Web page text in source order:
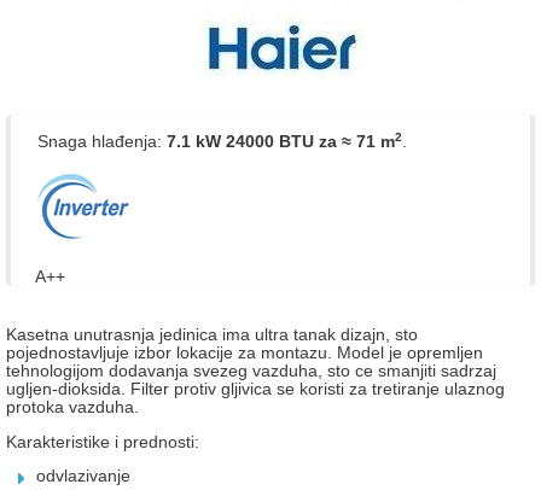
Snaga hlađenja: 7.1 kW 24000 BTU za ≈ 71 m2.
A++
Kasetna unutrasnja jedinica ima ultra tanak dizajn, sto
pojednostavljuje izbor lokacije za montazu. Model je opremljen
tehnologijom dodavanja svezeg vazduha, sto ce smanjiti sadrzaj
ugljen-dioksida. Filter protiv gljivica se koristi za tretiranje ulaznog
protoka vazduha.
Karakteristike i prednosti:
odvlazivanje